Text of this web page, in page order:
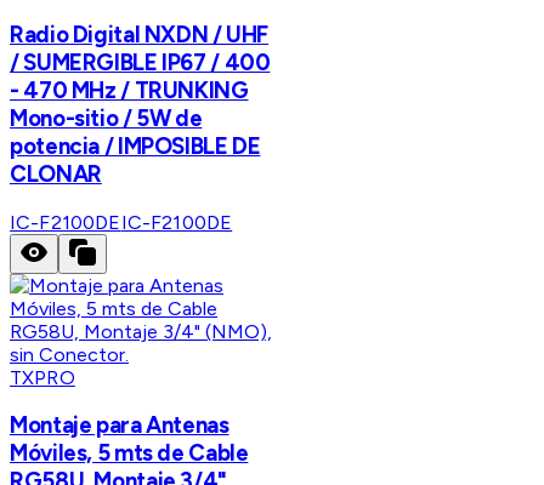
Radio Digital NXDN / UHF
/ SUMERGIBLE IP67 / 400
- 470 MHz / TRUNKING
Mono-sitio / 5W de
potencia / IMPOSIBLE DE
CLONAR
IC-F2100DEIC-F2100DE
TXPRO
Montaje para Antenas
Móviles, 5 mts de Cable